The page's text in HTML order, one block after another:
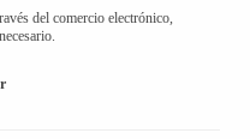
del comercio electrónico,
compra si es necesario.